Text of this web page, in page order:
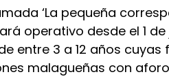
‘La pequeña
operativo desde el 1 de
entre 3 a 12 años
malagueñas con